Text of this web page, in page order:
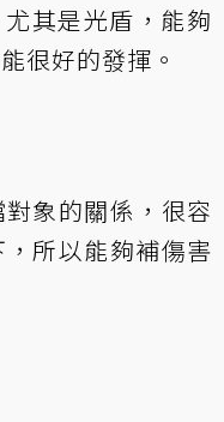
其是光盾，能夠
很好的發揮。
象的關係，很容
所以能夠補傷害